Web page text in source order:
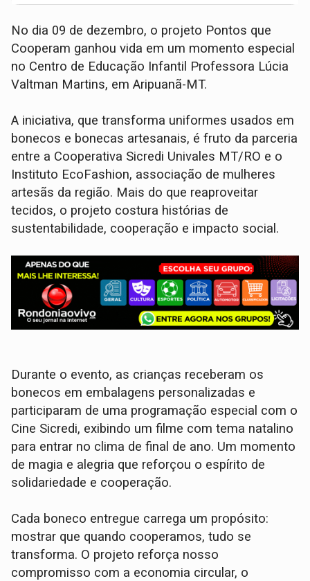
No dia 09 de dezembro, o projeto Pontos que
Cooperam ganhou vida em um momento especial
no Centro de Educação Infantil Professora Lúcia
Valtman Martins, em Aripuanã-MT.
A iniciativa, que transforma uniformes usados em
bonecos e bonecas artesanais, é fruto da parceria
entre a Cooperativa Sicredi Univales MT/RO e o
Instituto EcoFashion, associação de mulheres
artesãs da região. Mais do que reaproveitar
tecidos, o projeto costura histórias de
sustentabilidade, cooperação e impacto social.
Durante o evento, as crianças receberam os
bonecos em embalagens personalizadas e
participaram de uma programação especial com o
Cine Sicredi, exibindo um filme com tema natalino
para entrar no clima de final de ano. Um momento
de magia e alegria que reforçou o espírito de
solidariedade e cooperação.
Cada boneco entregue carrega um propósito:
mostrar que quando cooperamos, tudo se
transforma. O projeto reforça nosso
compromisso com a economia circular, o